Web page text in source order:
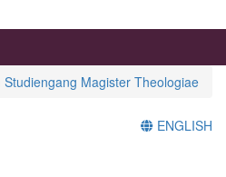
Magister Theologiae
ENGLISH